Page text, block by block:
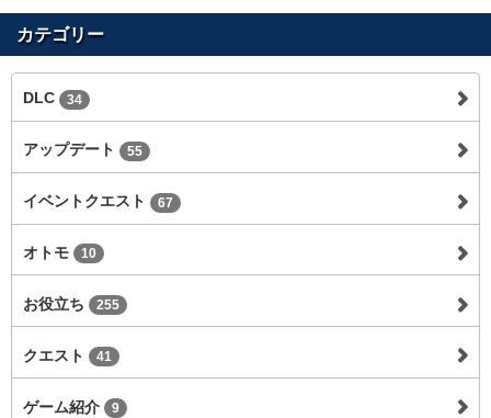
カテゴリー
DLC 34
アップデート 55
イベントクエスト 67
オトモ 10
お役立ち 255
クエスト 41
ゲーム紹介 9